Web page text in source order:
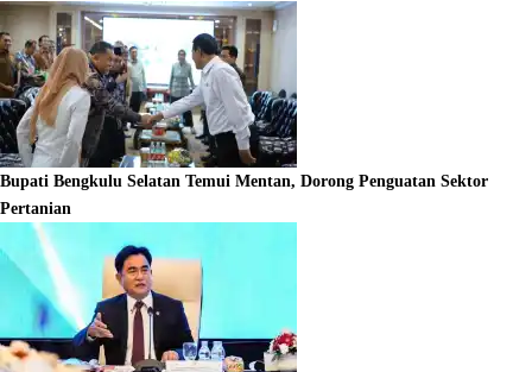
Bupati Bengkulu Selatan Temui Mentan, Dorong Penguatan Sektor
Pertanian